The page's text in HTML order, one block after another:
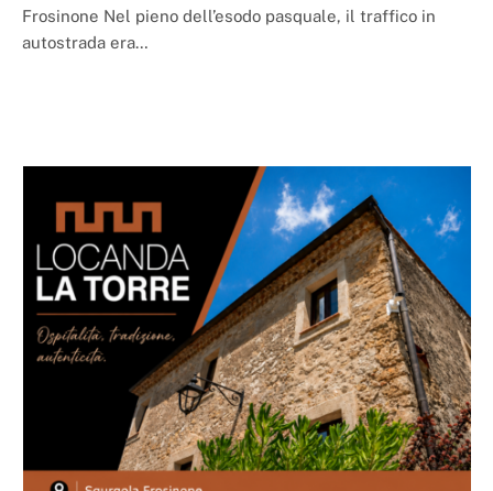
Frosinone Nel pieno dell’esodo pasquale, il traffico in
autostrada era…